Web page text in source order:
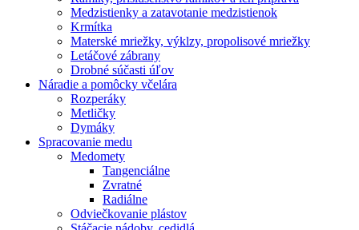
Medzistienky a zatavotanie medzistienok
Krmítka
Materské mriežky, výklzy, propolisové mriežky
Letáčové zábrany
Drobné súčasti úľov
Náradie a pomôcky včelára
Rozperáky
Metličky
Dymáky
Spracovanie medu
Medomety
Tangenciálne
Zvratné
Radiálne
Odviečkovanie plástov